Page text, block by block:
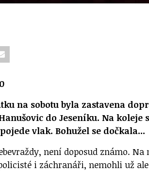
na sobotu byla zastavena
do Jeseníku. Na koleje
vlak. Bohužel se dočkala...
není doposud známo. Na
i záchranáři, nemohli už